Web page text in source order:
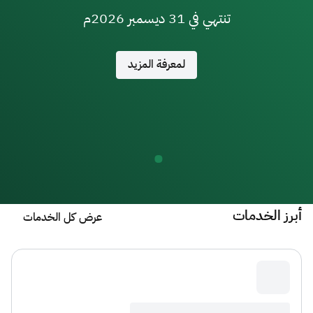
تنتهي في 31 ديسمبر 2026م
لمعرفة المزيد
أبرز الخدمات عرض كل الخدمات